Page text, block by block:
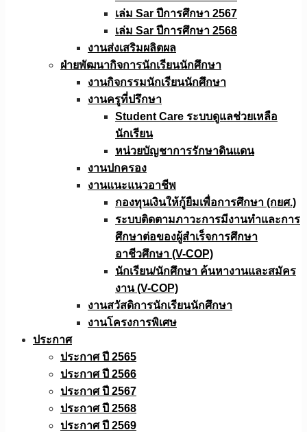
เล่ม Sar ปีการศึกษา 2567
เล่ม Sar ปีการศึกษา 2568
งานส่งเสริมผลิตผล
ฝ่ายพัฒนากิจการนักเรียนนักศึกษา
งานกิจกรรมนักเรียนนักศึกษา
งานครูที่ปรึกษา
Student Care ระบบดูแลช่วยเหลือ
นักเรียน
หน่วยบัญชาการรักษาดินแดน
งานปกครอง
งานแนะแนวอาชีพ
กองทุนเงินให้กู้ยืมเพื่อการศึกษา (กยศ.)
ระบบติดตามภาวะการมีงานทำและการ
ศึกษาต่อของผู้สำเร็จการศึกษา
อาชีวศึกษา (V-COP)
นักเรียน/นักศึกษา ค้นหางานและสมัคร
งาน (V-COP)
งานสวัสดิการนักเรียนนักศึกษา
งานโครงการพิเศษ
ประกาศ
ประกาศ ปี 2565
ประกาศ ปี 2566
ประกาศ ปี 2567
ประกาศ ปี 2568
ประกาศ ปี 2569